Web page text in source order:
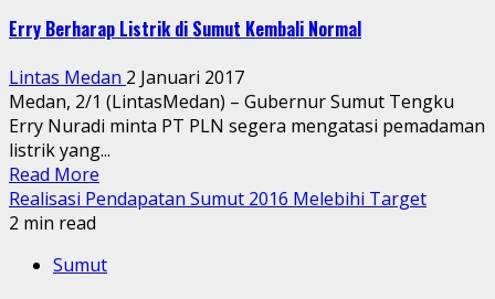
Erry Berharap Listrik di Sumut Kembali Normal
Lintas Medan 2 Januari 2017
Medan, 2/1 (LintasMedan) – Gubernur Sumut Tengku
Erry Nuradi minta PT PLN segera mengatasi pemadaman
listrik yang...
Read More
Realisasi Pendapatan Sumut 2016 Melebihi Target
2 min read
Sumut